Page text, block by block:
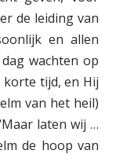
de leiding van
en allen
wachten op
korte tijd, en Hij
van het heil)
laten wij …
de hoop van